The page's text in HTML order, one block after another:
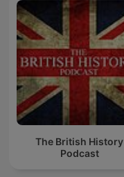
The British History
Podcast